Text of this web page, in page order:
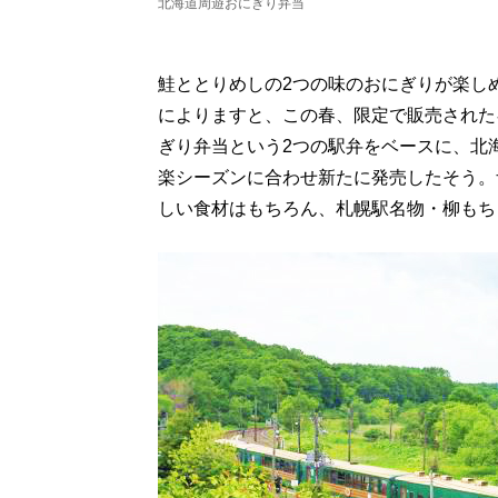
鮭ととりめしの2つの味のおにぎりが楽
によりますと、この春、限定で販売され
ぎり弁当という2つの駅弁をベースに、
楽シーズンに合わせ新たに発売したそう
しい食材はもちろん、札幌駅名物・柳も